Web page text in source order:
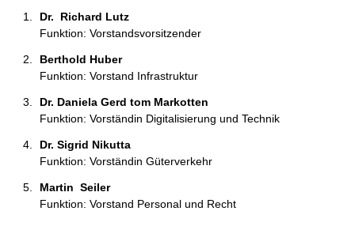
Dr.  Richard Lutz
Funktion: Vorstandsvorsitzender
Berthold Huber
Funktion: Vorstand Infrastruktur
Dr. Daniela Gerd tom Markotten
Funktion: Vorständin Digitalisierung und Technik
Dr. Sigrid Nikutta
Funktion: Vorständin Güterverkehr
Martin  Seiler
Funktion: Vorstand Personal und Recht